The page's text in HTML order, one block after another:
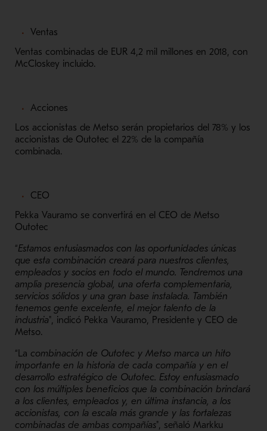
Ventas
Ventas combinadas de EUR 4,2 mil millones en 2018, con
McCloskey incluido.
Acciones
Los accionistas de Metso serán propietarios del 78% y los
accionistas de Outotec el 22% de la compañía
combinada.
CEO
Pekka Vauramo se convertirá en el CEO de Metso
Outotec
“Estamos entusiasmados con las oportunidades únicas
que esta combinación creará para nuestros clientes,
empleados y socios en todo el mundo. Tendremos una
amplia presencia global, una oferta complementaria,
servicios sólidos y una gran base instalada. También
tenemos gente excelente, el mejor talento de la
industria", indicó Pekka Vauramo, Presidente y CEO de
Metso.
“La combinación de Outotec y Metso marca un hito
importante en la historia de cada compañía y en el
desarrollo estratégico de Outotec. Estoy entusiasmado
con los múltiples beneficios que la combinación brindará
a los clientes, empleados y, en última instancia, a los
accionistas, con la escala más grande y las fortalezas
combinadas de ambas compañías", señaló Markku